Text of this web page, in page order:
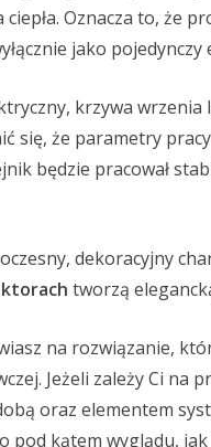
Oznacza to, że
jako
krzywa
się, że parametry
będzie pracował
dekoracyjny
tworzą
na rozwiązanie,
Jeżeli zależy Ci na
oraz elementem
pod kątem wyglądu,